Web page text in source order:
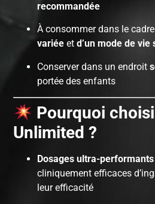
recommandée
À consommer dans le
variée etd’un mode de vie
Conserver dans un endroit
portée des enfants
Pourquoi
Unlimited ?
Dosages ultra-performants
cliniquement efficaces
leur efficacité